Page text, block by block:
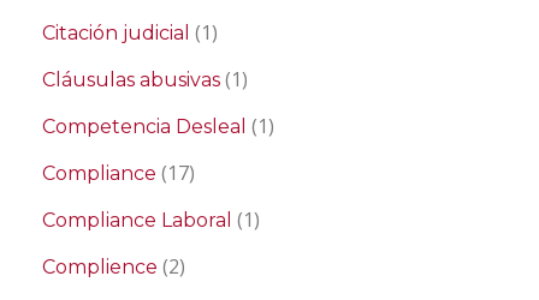
Citación judicial (1)
Cláusulas abusivas (1)
Competencia Desleal (1)
Compliance (17)
Compliance Laboral (1)
Complience (2)